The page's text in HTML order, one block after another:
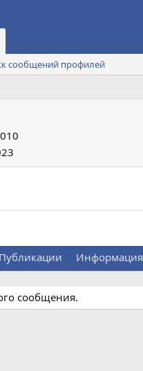
сообщений профилей
Публикации Информация
сообщения.